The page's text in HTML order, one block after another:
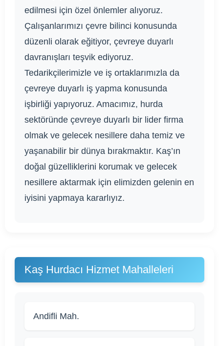
edilmesi için özel önlemler alıyoruz.
Çalışanlarımızı çevre bilinci konusunda
düzenli olarak eğitiyor, çevreye duyarlı
davranışları teşvik ediyoruz.
Tedarikçilerimizle ve iş ortaklarımızla da
çevreye duyarlı iş yapma konusunda
işbirliği yapıyoruz. Amacımız, hurda
sektöründe çevreye duyarlı bir lider firma
olmak ve gelecek nesillere daha temiz ve
yaşanabilir bir dünya bırakmaktır. Kaş’ın
doğal güzelliklerini korumak ve gelecek
nesillere aktarmak için elimizden gelenin en
iyisini yapmaya kararlıyız.
Kaş Hurdacı Hizmet Mahalleleri
Andifli Mah.